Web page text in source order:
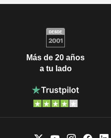
Más de 20 años
a tu lado